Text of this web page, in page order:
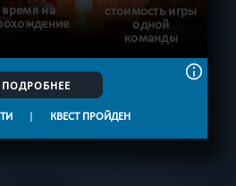
время на
стоимость игры
одной
команды
ПОДРОБНЕЕ
| КВЕСТ ПРОЙДЕН